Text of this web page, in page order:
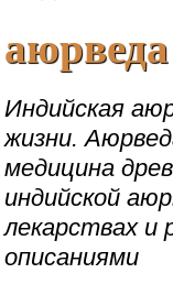
аюрведа
Индийская
жизни.
медицина
индийской
лекарствах и
описаниями